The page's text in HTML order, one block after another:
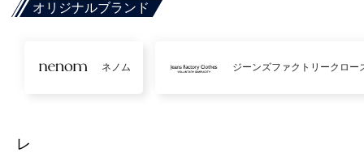
オリジナルブランド
ネノム ジーンズファクトリークロー
レ